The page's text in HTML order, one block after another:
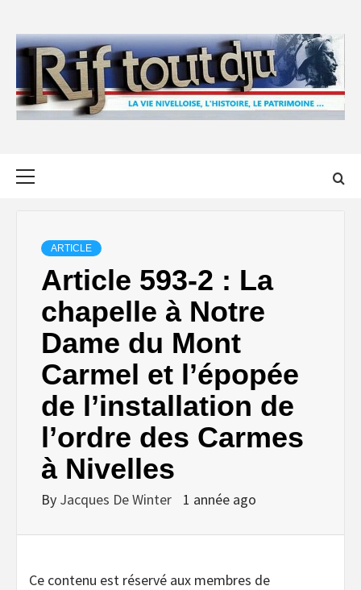
content
ARTICLE
Article 593-2 : La
chapelle à Notre
Dame du Mont
Carmel et l’épopée
de l’installation de
l’ordre des Carmes
à Nivelles
By Jacques De Winter 1 année ago
Ce contenu est réservé aux membres de